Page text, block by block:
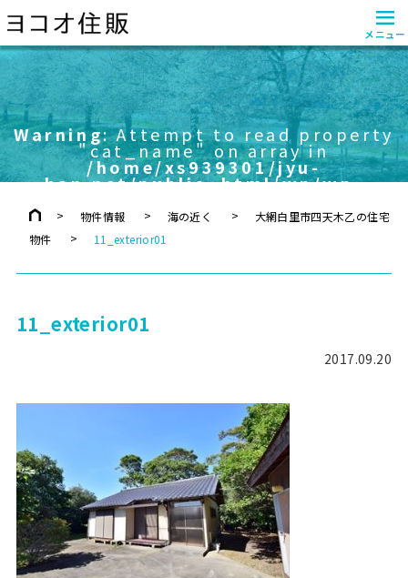
≡
メニュー
Warning: Attempt to read property
"cat_name" on array in
/home/xs939301/jyu-
han.net/public_html/wp/wp-
on line 757
物件情報 海の近く
大網白里市四天木乙の住宅
物件
11_exterior01
11_exterior01
2017.09.20